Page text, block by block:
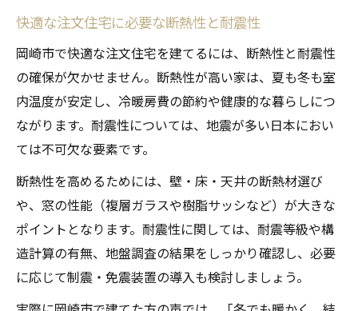
快適な注文住宅に必要な断熱性と耐震性
岡崎市で快適な注文住宅を建てるには、断熱性と耐震性
の確保が欠かせません。断熱性が高い家は、夏も冬も室
内温度が安定し、冷暖房費の節約や健康的な暮らしにつ
ながります。耐震性については、地震が多い日本におい
ては不可欠な要素です。
断熱性を高めるためには、壁・床・天井の断熱材選び
や、窓の性能（複層ガラスや樹脂サッシなど）が大きな
ポイントとなります。耐震性に関しては、耐震等級や構
造計算の有無、地盤調査の結果をしっかり確認し、必要
に応じて制震・免震装置の導入も検討しましょう。